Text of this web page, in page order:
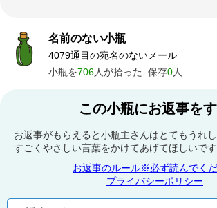
名前のない小瓶
4079通目の宛名のないメール
小瓶を706 人が拾った 保存0 人
この小瓶にお返事を
お返事がもらえると小瓶主さんはとてもうれ
すごくやさしい言葉をかけてあげてほしいです
お返事のルール※必ず読んでく
プライバシーポリシー